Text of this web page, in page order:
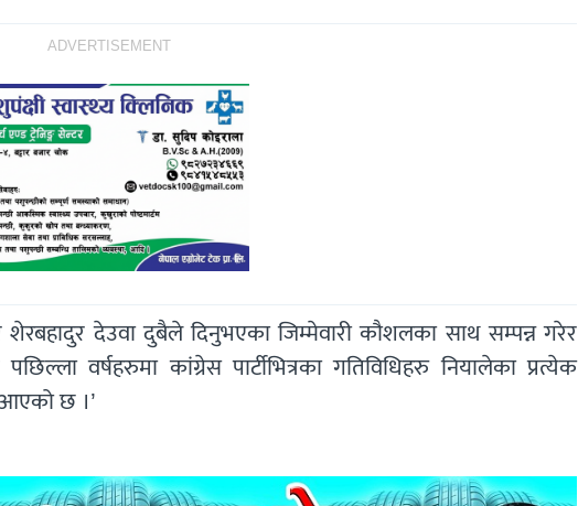
ADVERTISEMENT
देउवा दुबैले दिनुभएका जिम्मेवारी कौशलका साथ सम्पन्न गरेर
वर्षहरुमा कांग्रेस पार्टीभित्रका गतिविधिहरु नियालेका प्रत्येक
आएको छ ।’